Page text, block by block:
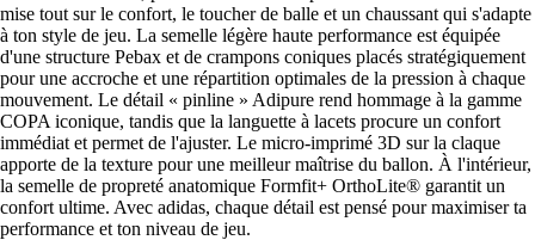
mise tout sur le confort, le toucher de balle et un chaussant qui s'adapte
à ton style de jeu. La semelle légère haute performance est équipée
d'une structure Pebax et de crampons coniques placés stratégiquement
pour une accroche et une répartition optimales de la pression à chaque
mouvement. Le détail « pinline » Adipure rend hommage à la gamme
COPA iconique, tandis que la languette à lacets procure un confort
immédiat et permet de l'ajuster. Le micro-imprimé 3D sur la claque
apporte de la texture pour une meilleur maîtrise du ballon. À l'intérieur,
la semelle de propreté anatomique Formfit+ OrthoLite® garantit un
confort ultime. Avec adidas, chaque détail est pensé pour maximiser ta
performance et ton niveau de jeu.